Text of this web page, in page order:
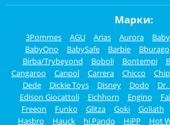
Марки:
3Pommes AGU Arias Aurora
BabyOno
BabySafe Barbie Bburago
Birba/Trybeyond
Boboli Bontempi
Cangaroo
Canpol Carrera Chicco
Dede
Dickie Toys Disney Dodo
Edison Giocattoli
Eichhorn Engino
Freeon
Funko Glitza Goki Goliath
Hasbro
Hauck hi Pando HiPP Hot